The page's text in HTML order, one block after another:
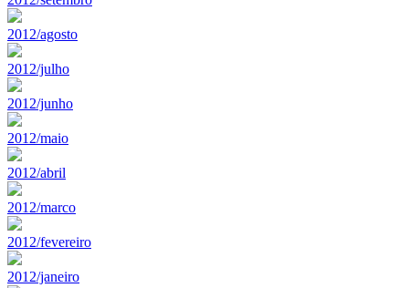
2012/agosto
2012/julho
2012/junho
2012/maio
2012/abril
2012/marco
2012/fevereiro
2012/janeiro